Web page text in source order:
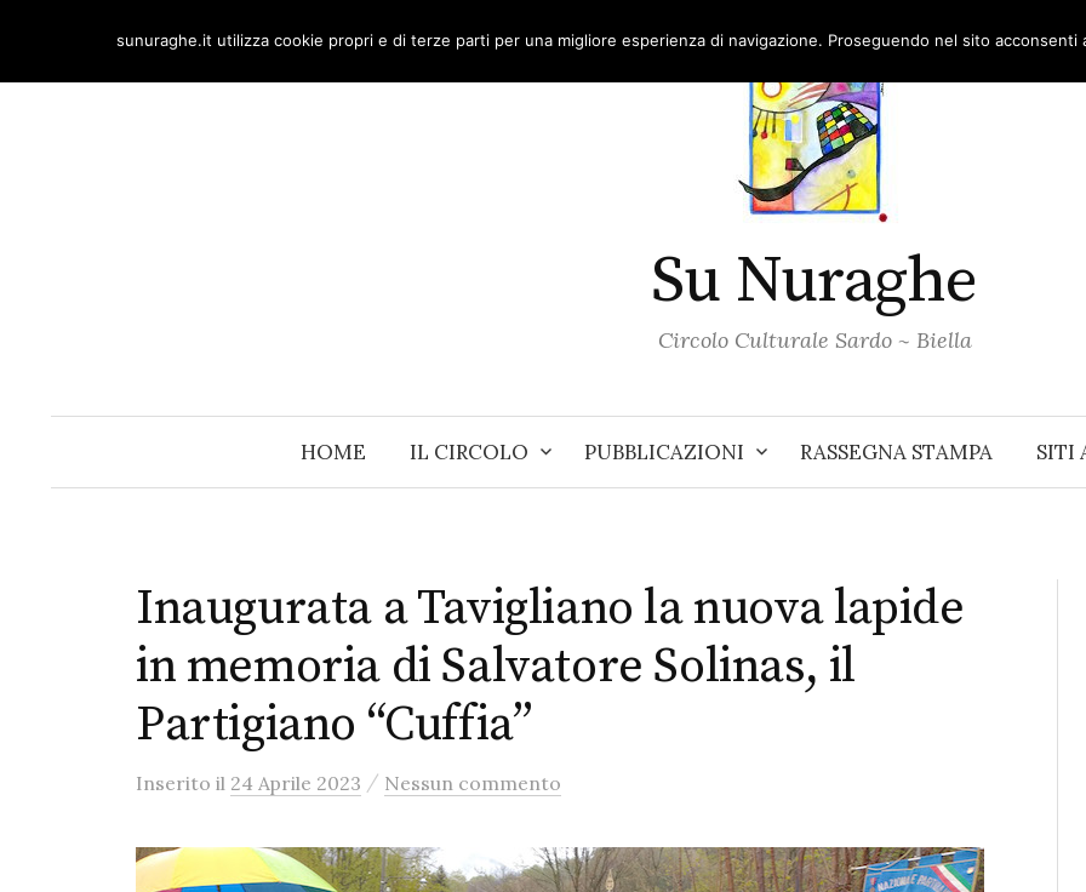
content
Su Nuraghe
Circolo Culturale Sardo ~ Biella
HOME IL CIRCOLO PUBBLICAZIONI RASSEGNA STAMPA SITI
Inaugurata a Tavigliano la nuova lapide
in memoria di Salvatore Solinas, il
Partigiano “Cuffia”
Inserito il 24 Aprile 2023 / Nessun commento
sunuraghe.it utilizza cookie propri e di terze parti per una migliore esperienza di navigazione. Proseguendo nel sito acconsenti